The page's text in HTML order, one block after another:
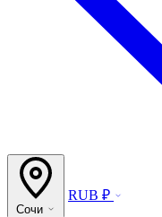
Сочи
RUB ₽